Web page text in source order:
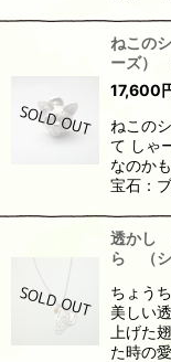
ねこの
ーズ）
17,600
ねこの
て しゃ
なのか
宝石：
透かし
ら （シ
ちょう
美しい
上げた
た時の